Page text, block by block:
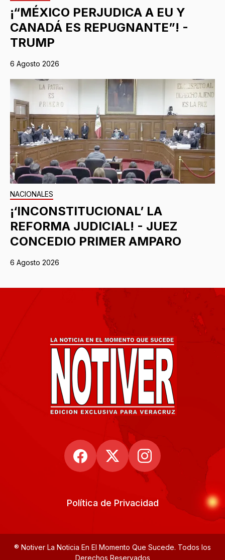
¡“MÉXICO PERJUDICA A EU Y
CANADÁ ES REPUGNANTE”! -
TRUMP
6 Agosto 2026
NACIONALES
¡‘INCONSTITUCIONAL’ LA
REFORMA JUDICIAL! - JUEZ
CONCEDIO PRIMER AMPARO
6 Agosto 2026
Política de Privacidad
® Notiver La Noticia En El Momento Que Sucede. Todos los
Derechos Reservados